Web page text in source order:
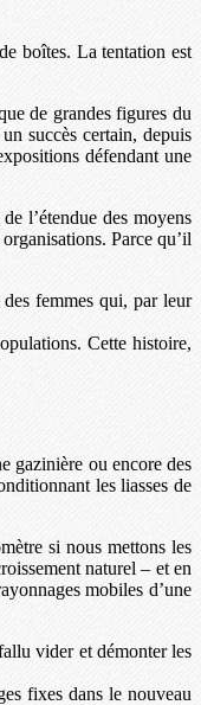
boîtes. La tentation est
de grandes figures du
succès certain, depuis
défendant une
l’étendue des moyens
Parce qu’il
femmes qui, par leur
Cette histoire,
gazinière ou encore des
les liasses de
si nous mettons les
naturel – et en
mobiles d’une
vider et démonter les
fixes dans le nouveau